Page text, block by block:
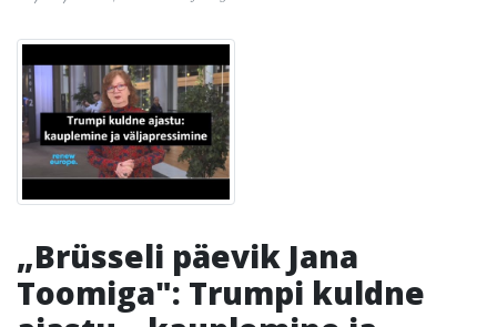
„Brüsseli päevik Jana
Toomiga": Trumpi kuldne